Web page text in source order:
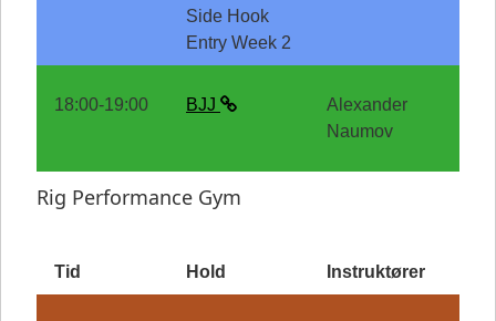
Side Hook
Entry Week 2
18:00-19:00 BJJ
Alexander
Naumov
Rig Performance Gym
Tid Hold Instruktører